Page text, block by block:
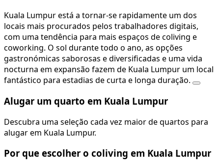
Kuala Lumpur está a tornar-se rapidamente um dos
locais mais procurados pelos trabalhadores digitais,
com uma tendência para mais espaços de coliving e
coworking. O sol durante todo o ano, as opções
gastronómicas saborosas e diversificadas e uma vida
nocturna em expansão fazem de Kuala Lumpur um local
fantástico para estadias de curta e longa duração.
Alugar um quarto em Kuala Lumpur
Descubra uma seleção cada vez maior de quartos para
alugar em Kuala Lumpur.
Por que escolher o coliving em Kuala Lumpur